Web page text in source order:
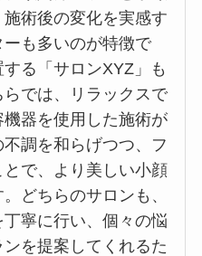
術後の変化を実感す
も多いのが特徴で
る「サロンXYZ」も
では、リラックスで
器を使用した施術が
調を和らげつつ、フ
で、より美しい小顔
どちらのサロンも、
寧に行い、個々の悩
を提案してくれるた